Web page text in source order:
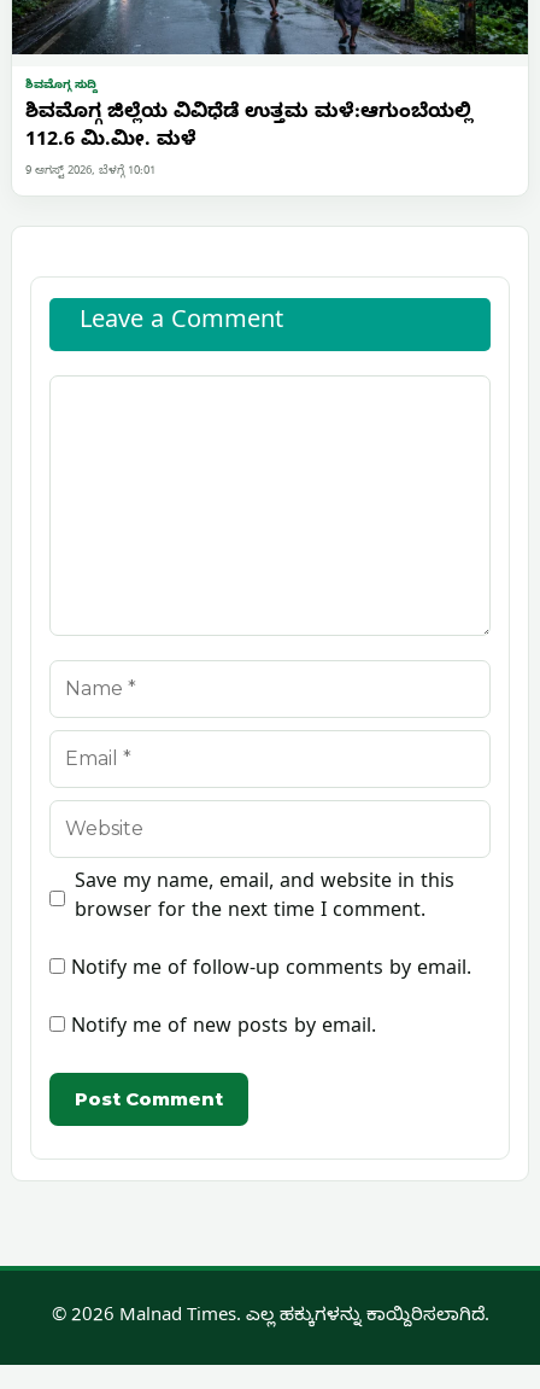
ಶಿವಮೊಗ್ಗ ಸುದ್ದಿ
ಶಿವಮೊಗ್ಗ ಜಿಲ್ಲೆಯ ವಿವಿಧೆಡೆ ಉತ್ತಮ ಮಳೆ:ಆಗುಂಬೆಯಲ್ಲಿ
112.6 ಮಿ.ಮೀ. ಮಳೆ
9 ಆಗಸ್ಟ್ 2026, ಬೆಳಗ್ಗೆ 10:01
Leave a Comment
Comment
Name
Email
Website
Save my name, email, and website in this
browser for the next time I comment.
Notify me of follow-up comments by email.
Notify me of new posts by email.
© 2026 Malnad Times. ಎಲ್ಲ ಹಕ್ಕುಗಳನ್ನು ಕಾಯ್ದಿರಿಸಲಾಗಿದೆ.